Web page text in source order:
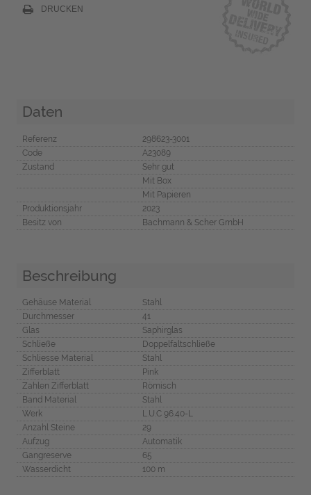
DRUCKEN
Daten
Referenz
298623-3001
Code
A23089
Zustand
Sehr gut
Mit Box
Mit Papieren
Produktionsjahr
2023
Besitz von
Bachmann & Scher GmbH
Beschreibung
Gehäuse Material
Stahl
Durchmesser
41
Glas
Saphirglas
Schließe
Doppelfaltschließe
Schliesse Material
Stahl
Zifferblatt
Pink
Zahlen Zifferblatt
Römisch
Band Material
Stahl
Werk
L.U.C 96.40-L
Anzahl Steine
29
Aufzug
Automatik
Gangreserve
65
Wasserdicht
100 m